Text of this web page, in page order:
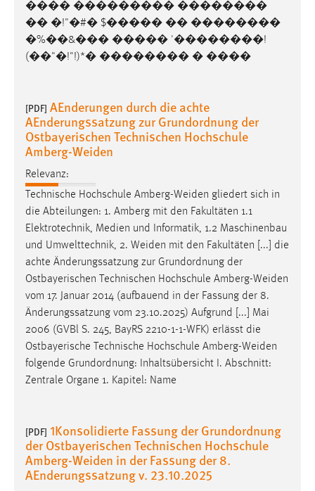
���� ��������� ��������
�� �!"�#� $����� �� ��������
�%��&��� ����� '��������!
(��"�!"!)*� �������� � ����
[PDF] AEnderungen durch die achte
AEnderungssatzung zur Grundordnung der
Ostbayerischen Technischen Hochschule
Amberg-Weiden
Relevanz:
Technische Hochschule Amberg-Weiden gliedert sich in
die Abteilungen: 1. Amberg mit den Fakultäten 1.1
Elektrotechnik, Medien und Informatik, 1.2 Maschinenbau
und Umwelttechnik, 2. Weiden mit den Fakultäten [...] die
achte Änderungssatzung zur Grundordnung der
Ostbayerischen Technischen Hochschule Amberg-Weiden
vom 17. Januar 2014 (aufbauend in der Fassung der 8.
Änderungssatzung vom 23.10.2025) Aufgrund [...] Mai
2006 (GVBl S. 245, BayRS 2210-1-1-WFK) erlässt die
Ostbayerische Technische Hochschule Amberg-Weiden
folgende Grundordnung: Inhaltsübersicht I. Abschnitt:
Zentrale Organe 1. Kapitel: Name
[PDF] 1Konsolidierte Fassung der Grundordnung
der Ostbayerischen Technischen Hochschule
Amberg-Weiden in der Fassung der 8.
AEnderungssatzung v. 23.10.2025